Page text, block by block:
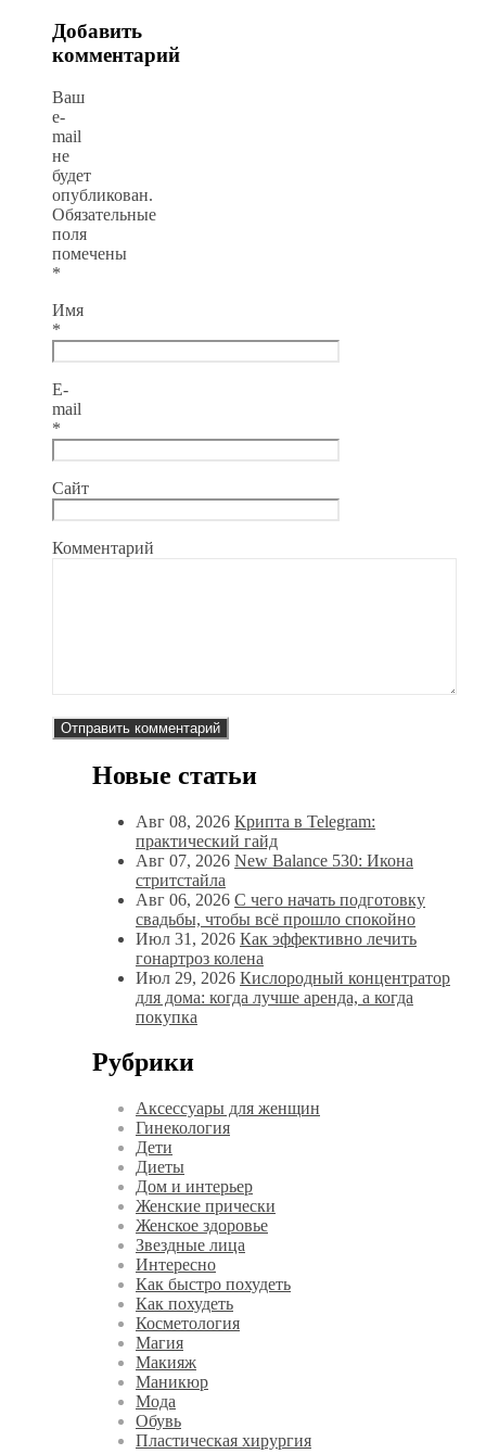
Добавить
комментарий
Ваш
e-
mail
не
будет
опубликован.
Обязательные
поля
помечены
*
Имя
*
E-
mail
*
Сайт
Комментарий
Новые статьи
Авг 08, 2026 Крипта в Telegram:
практический гайд
Авг 07, 2026 New Balance 530: Икона
стритстайла
Авг 06, 2026 С чего начать подготовку
свадьбы, чтобы всё прошло спокойно
Июл 31, 2026 Как эффективно лечить
гонартроз колена
Июл 29, 2026 Кислородный концентратор
для дома: когда лучше аренда, а когда
покупка
Рубрики
Аксессуары для женщин
Гинекология
Дети
Диеты
Дом и интерьер
Женские прически
Женское здоровье
Звездные лица
Интересно
Как быстро похудеть
Как похудеть
Косметология
Магия
Макияж
Маникюр
Мода
Обувь
Пластическая хирургия